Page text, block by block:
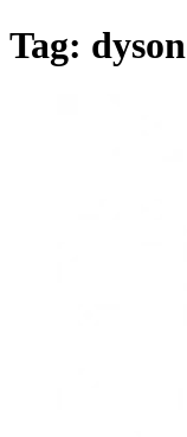
Tag: dyson